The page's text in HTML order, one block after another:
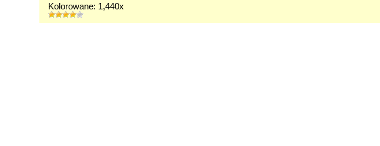
Kolorowane: 1,440x